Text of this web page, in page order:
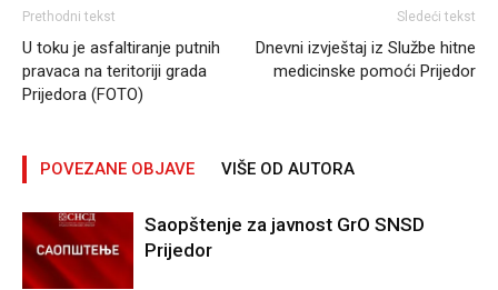
Prethodni tekst
U toku je asfaltiranje putnih
pravaca na teritoriji grada
Prijedora (FOTO)
Sledeći tekst
Dnevni izvještaj iz Službe hitne
medicinske pomoći Prijedor
POVEZANE OBJAVE VIŠE OD AUTORA
Saopštenje za javnost GrO SNSD
Prijedor